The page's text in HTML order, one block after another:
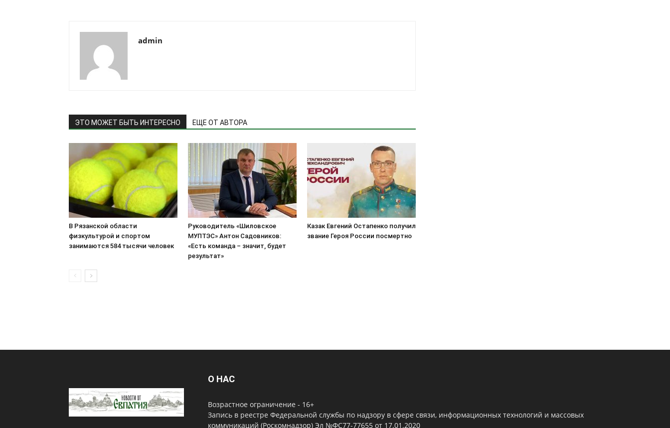
admin
ЭТО МОЖЕТ БЫТЬ ИНТЕРЕСНО ЕЩЕ ОТ АВТОРА
В Рязанской области
физкультурой и спортом
занимаются 584 тысячи человек
Руководитель «Шиловское
МУПТЭС» Антон Садовников:
«Есть команда – значит, будет
результат»
Казак Евгений Остапенко получил
звание Героя России посмертно
О НАС
Возрастное ограничение - 16+
Запись в реестре Федеральной службы по надзору в сфере связи, информационных технологий и массовых
коммуникаций (Роскомнадзор) Эл №ФС77-77655 от 17.01.2020